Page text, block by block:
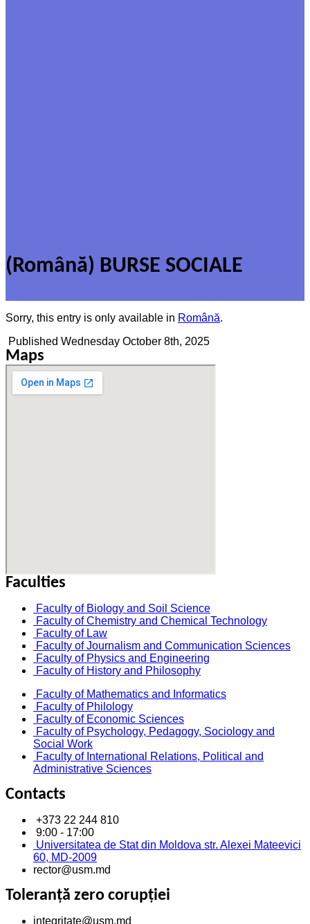
(Română) BURSE SOCIALE
Sorry, this entry is only available in Română.
Published Wednesday October 8th, 2025
Maps
Faculties
Faculty of Biology and Soil Science
Faculty of Chemistry and Chemical Technology
Faculty of Law
Faculty of Journalism and Communication Sciences
Faculty of Physics and Engineering
Faculty of History and Philosophy
Faculty of Mathematics and Informatics
Faculty of Philology
Faculty of Economic Sciences
Faculty of Psychology, Pedagogy, Sociology and
Social Work
Faculty of International Relations, Political and
Administrative Sciences
Contacts
+373 22 244 810
9:00 - 17:00
Universitatea de Stat din Moldova str. Alexei Mateevici
60, MD-2009
rector@usm.md
Toleranță zero corupției
integritate@usm.md